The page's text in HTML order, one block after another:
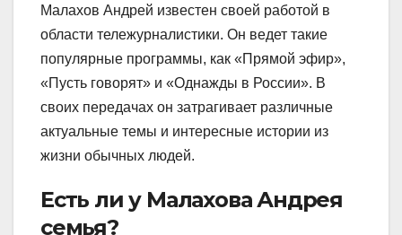
Малахов Андрей известен своей работой в
области тележурналистики. Он ведет такие
популярные программы, как «Прямой эфир»,
«Пусть говорят» и «Однажды в России». В
своих передачах он затрагивает различные
актуальные темы и интересные истории из
жизни обычных людей.
Есть ли у Малахова Андрея
семья?